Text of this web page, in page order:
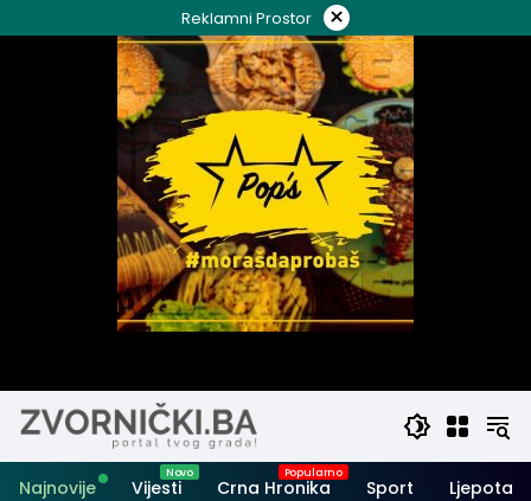
to
Reklamni Prostor ×
Najnovije Vijesti Crna Hronika Sport Ljepota i